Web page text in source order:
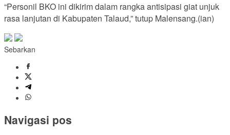
“Personil BKO ini dikirim dalam rangka antisipasi giat unjuk
rasa lanjutan di Kabupaten Talaud,” tutup Malensang.(ian)
Sebarkan
Navigasi pos